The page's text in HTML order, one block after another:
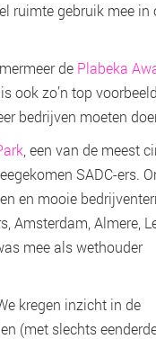
ruimte gebruik mee in
de Plabeka
ook zo’n top
bedrijven moeten
, een van de meest
SADC-ers.
en mooie
Amsterdam, Almere,
mee als wethouder
kregen inzicht in de
(met slechts